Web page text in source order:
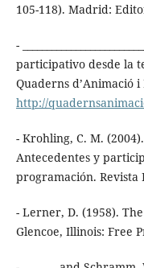
105-118). Madrid:
-
participativo desde la
Quaderns d’Animació
http://
- Krohling, C. M.
Antecedentes y
programación. Revista
- Lerner, D. (1958).
Glencoe, Illinois: Free